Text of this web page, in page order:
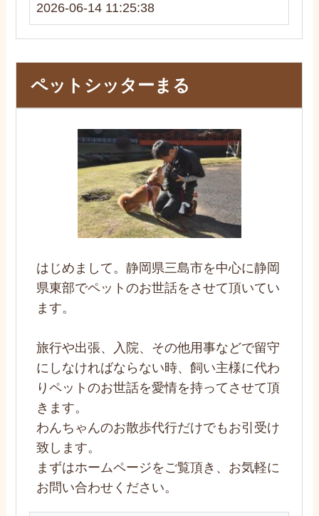
2026-06-14 11:25:38
ペットシッターまる
はじめまして。静岡県三島市を中心に静岡
県東部でペットのお世話をさせて頂いてい
ます。
旅行や出張、入院、その他用事などで留守
にしなければならない時、飼い主様に代わ
りペットのお世話を愛情を持ってさせて頂
きます。
わんちゃんのお散歩代行だけでもお引受け
致します。
まずはホームページをご覧頂き、お気軽に
お問い合わせください。